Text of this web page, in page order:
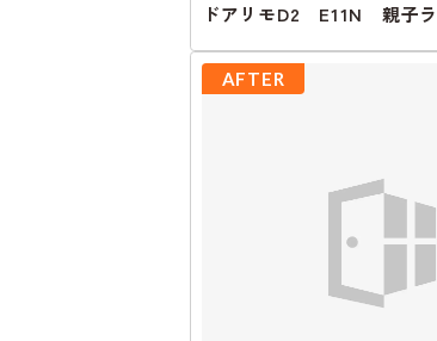
ドアリモD2 E11N 親子
AFTER